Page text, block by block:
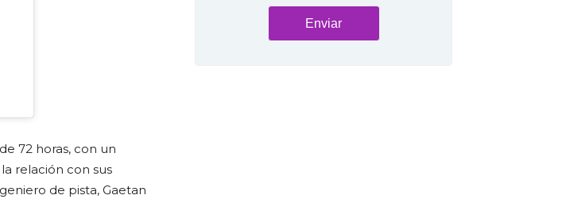
72 horas, con un
relación con sus
de pista, Gaetan